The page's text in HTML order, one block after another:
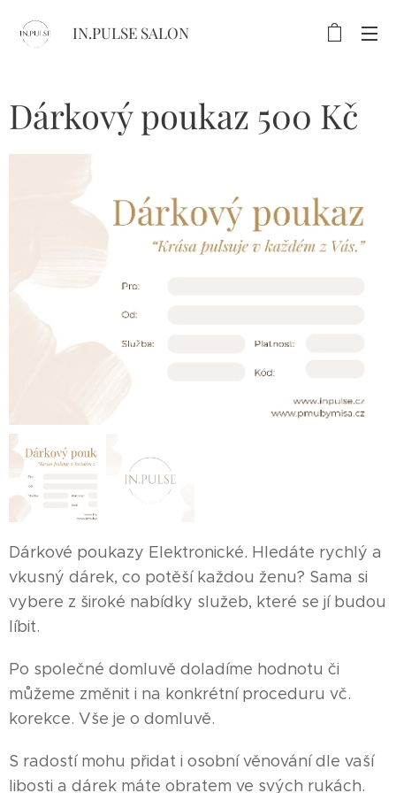
IN.PULSE SALON
Dárkový poukaz 500 Kč
Dárkové poukazy Elektronické. Hledáte rychlý a
vkusný dárek, co potěší každou ženu? Sama si
vybere z široké nabídky služeb, které se jí budou
líbit.
Po společné domluvě doladíme hodnotu či
můžeme změnit i na konkrétní proceduru vč.
korekce. Vše je o domluvě.
S radostí mohu přidat i osobní věnování dle vaší
libosti a dárek máte obratem ve svých rukách.